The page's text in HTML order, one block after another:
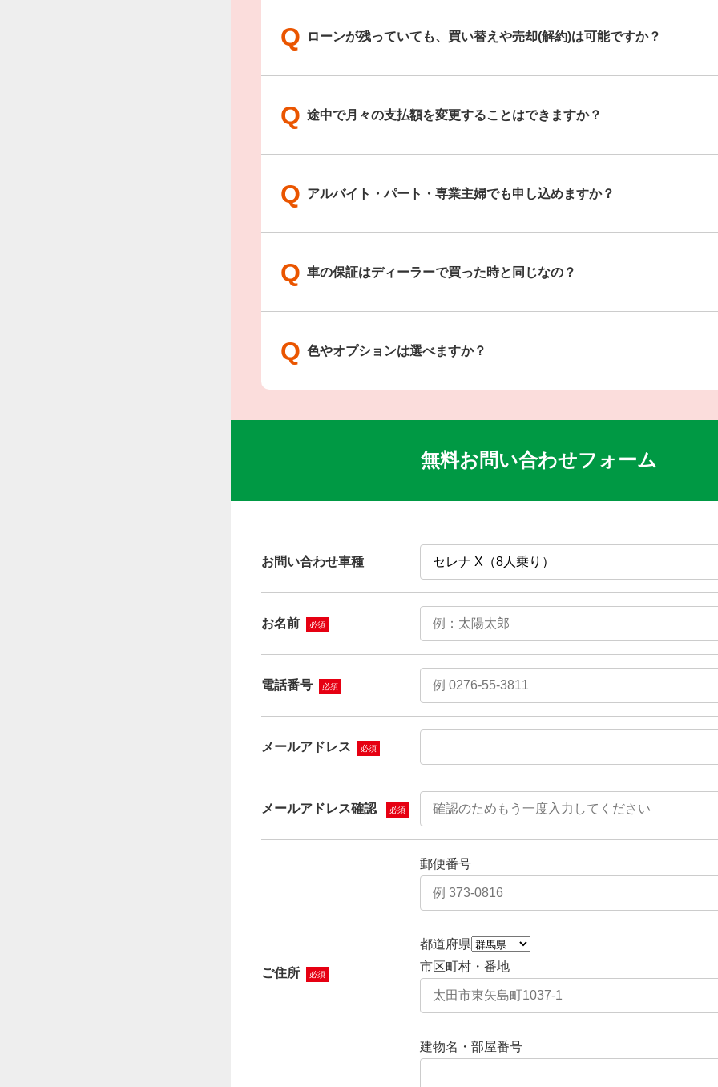
Q ローンが残っていても、買い替えや売却(解約)は可能ですか？
Q 途中で月々の支払額を変更することはできますか？
Q アルバイト・パート・専業主婦でも申し込めますか？
Q 車の保証はディーラーで買った時と同じなの？
Q 色やオプションは選べますか？
無料お問い合わせフォーム
お問い合わせ車種
お名前 必須
電話番号 必須
メールアドレス 必須
メールアドレス確認 必須
ご住所 必須
郵便番号
都道府県
市区町村・番地
建物名・部屋番号